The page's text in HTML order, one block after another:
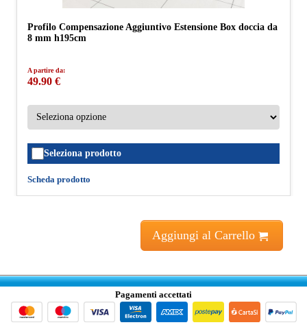
Profilo Compensazione Aggiuntivo Estensione Box doccia da
8 mm h195cm
A partire da:
49.90 €
Seleziona prodotto
Scheda prodotto
Aggiungi al Carrello
Pagamenti accettati